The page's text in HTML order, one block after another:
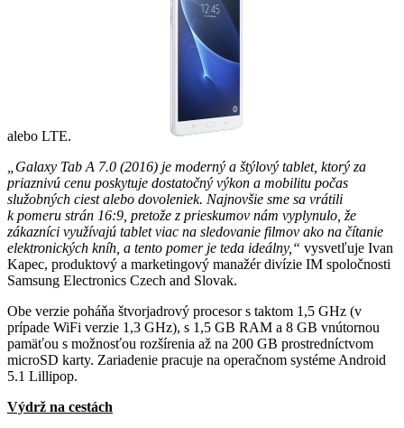
alebo LTE.
„Galaxy Tab A 7.0 (2016) je moderný a štýlový tablet, ktorý za
priaznivú cenu poskytuje dostatočný výkon a mobilitu počas
služobných ciest alebo dovoleniek. Najnovšie sme sa vrátili
k pomeru strán 16:9, pretože z prieskumov nám vyplynulo, že
zákazníci využívajú tablet viac na sledovanie filmov ako na čítanie
elektronických kníh, a tento pomer je teda ideálny,“ vysvetľuje Ivan
Kapec, produktový a marketingový manažér divízie IM spoločnosti
Samsung Electronics Czech and Slovak.
Obe verzie poháňa štvorjadrový procesor s taktom 1,5 GHz (v
prípade WiFi verzie 1,3 GHz), s 1,5 GB RAM a 8 GB vnútornou
pamäťou s možnosťou rozšírenia až na 200 GB prostredníctvom
microSD karty. Zariadenie pracuje na operačnom systéme Android
5.1 Lillipop.
Výdrž na cestách